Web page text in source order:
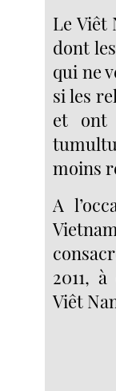
Le Viêt
dont
qui ne
si les
et ont
moins
A
2011,
Viêt